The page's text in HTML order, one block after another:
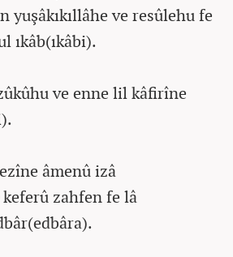
yuşâkıkıllâhe ve resûlehu fe
ıkâb(ıkâbi).
ve enne lil kâfirîne
âmenû izâ
zahfen fe lâ